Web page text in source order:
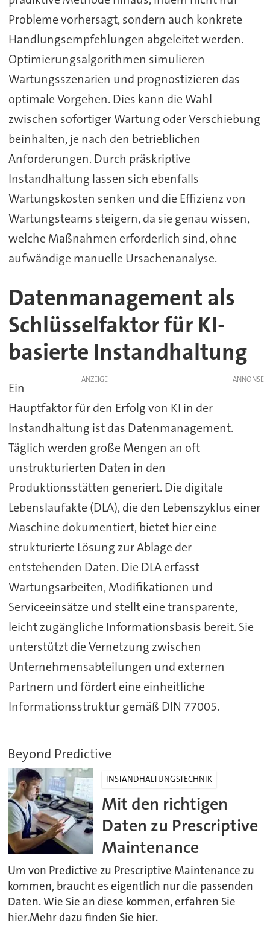
Probleme vorhersagt, sondern auch konkrete
Handlungsempfehlungen abgeleitet werden.
Optimierungsalgorithmen simulieren
Wartungsszenarien und prognostizieren das
optimale Vorgehen. Dies kann die Wahl
zwischen sofortiger Wartung oder Verschiebung
beinhalten, je nach den betrieblichen
Anforderungen. Durch präskriptive
Instandhaltung lassen sich ebenfalls
Wartungskosten senken und die Effizienz von
Wartungsteams steigern, da sie genau wissen,
welche Maßnahmen erforderlich sind, ohne
aufwändige manuelle Ursachenanalyse.
Datenmanagement als
Schlüsselfaktor für KI-
basierte Instandhaltung
ANZEIGE
Ein
Hauptfaktor für den Erfolg von KI in der
Instandhaltung ist das Datenmanagement.
Täglich werden große Mengen an oft
unstrukturierten Daten in den
Produktionsstätten generiert. Die digitale
Lebenslaufakte (DLA), die den Lebenszyklus einer
Maschine dokumentiert, bietet hier eine
strukturierte Lösung zur Ablage der
entstehenden Daten. Die DLA erfasst
Wartungsarbeiten, Modifikationen und
Serviceeinsätze und stellt eine transparente,
leicht zugängliche Informationsbasis bereit. Sie
unterstützt die Vernetzung zwischen
Unternehmensabteilungen und externen
Partnern und fördert eine einheitliche
Informationsstruktur gemäß DIN 77005.
Beyond Predictive
INSTANDHALTUNGSTECHNIK
Mit den richtigen
Daten zu Prescriptive
Maintenance
Um von Predictive zu Prescriptive Maintenance zu
kommen, braucht es eigentlich nur die passenden
Daten. Wie Sie an diese kommen, erfahren Sie
hier.Mehr dazu finden Sie hier.